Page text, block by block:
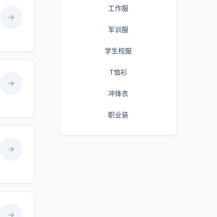
工作服
军训服
学生校服
T恤衫
冲锋衣
职业装